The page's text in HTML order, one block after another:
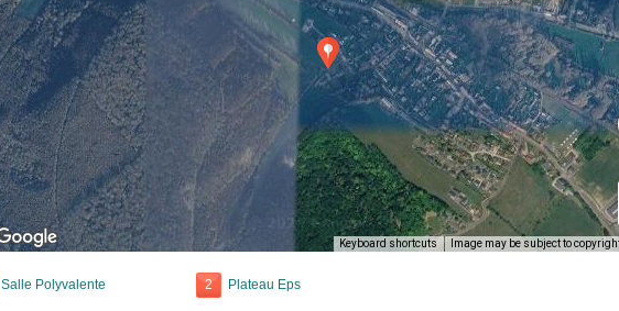
Keyboard shortcuts Image may be subject to
Salle Polyvalente 2 Plateau Eps